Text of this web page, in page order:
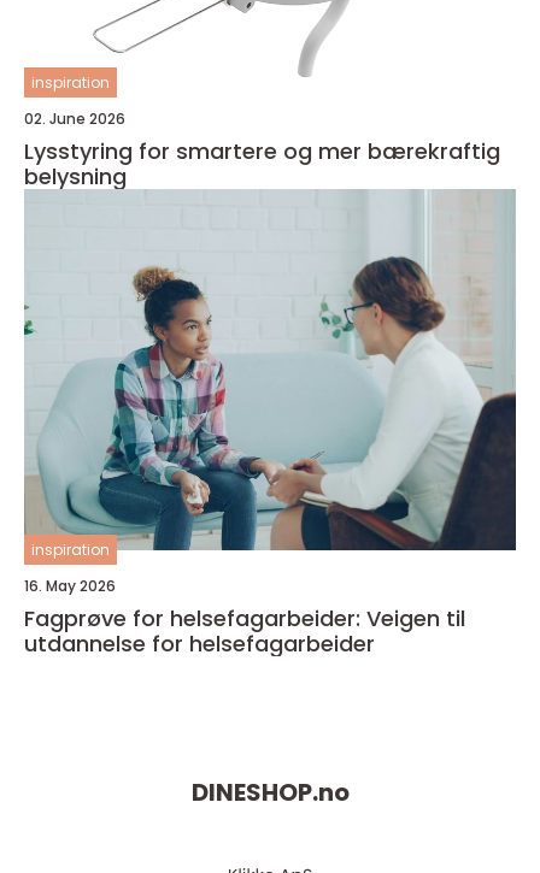
inspiration
02. June 2026
Lysstyring for smartere og mer bærekraftig
belysning
inspiration
16. May 2026
Fagprøve for helsefagarbeider: Veigen til
utdannelse for helsefagarbeider
DINESHOP.no